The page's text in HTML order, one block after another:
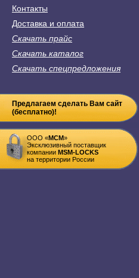
Контакты
Доставка и оплата
Скачать прайс
Скачать каталог
Скачать спецпредложения
Предлагаем сделать Вам сайт
(бесплатно)!
ООО «MСM»
Эксклюзивный поставщик
компании MSM-LOCKS
на территории России